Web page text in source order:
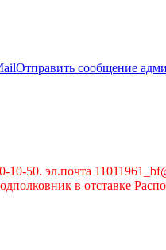
Отправить сообщение
50. эл.почта
в отставке